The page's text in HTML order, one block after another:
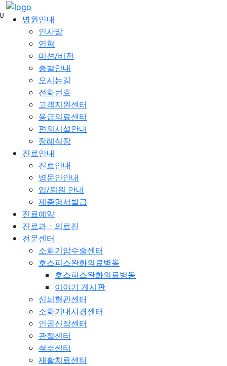
메
뉴
병원안내
인사말
연혁
미션/비전
층별안내
오시는길
전화번호
고객지원센터
응급의료센터
편의시설안내
장례식장
진료안내
진료안내
병문안안내
입/퇴원 안내
제증명서발급
진료예약
진료과ㆍ의료진
전문센터
소화기암수술센터
호스피스완화의료병동
호스피스완화의료병동
이야기 게시판
심뇌혈관센터
소화기내시경센터
인공신장센터
관절센터
척추센터
재활치료센터